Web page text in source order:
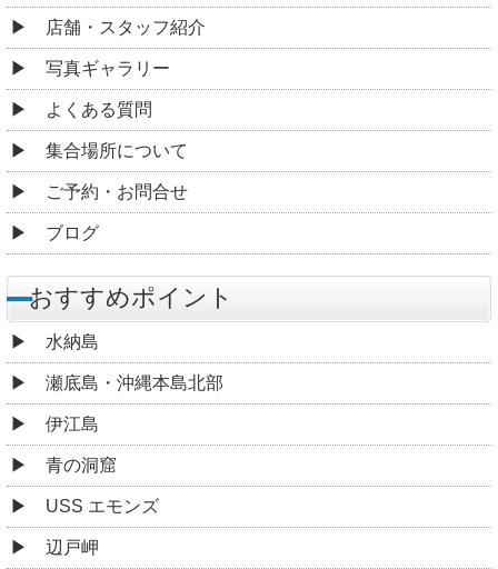
店舗・スタッフ紹介
写真ギャラリー
よくある質問
集合場所について
ご予約・お問合せ
ブログ
おすすめポイント
水納島
瀬底島・沖縄本島北部
伊江島
青の洞窟
USS エモンズ
辺戸岬